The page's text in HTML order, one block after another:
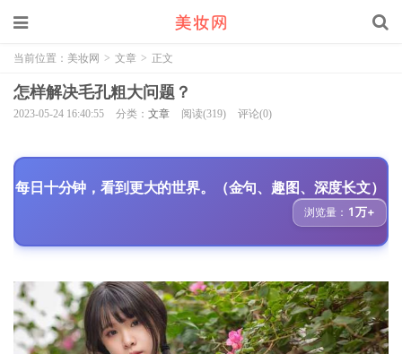
当前位置： 美妆网 > 文章 > 正文
怎样解决毛孔粗大问题？
2023-05-24 16:40:55 分类： 文章 阅读(319) 评论(0)
每日十分钟，看到更大的世界。（金句、趣图、深度长文）
浏览量： 1万+